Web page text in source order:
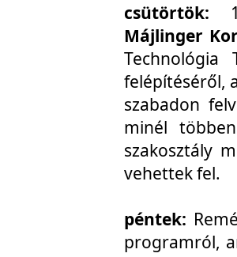
csütörtök:
Májlinger
Technológia
felépítéséről,
szabadon
minél
szakosztály
vehettek fel.
péntek:
programról,